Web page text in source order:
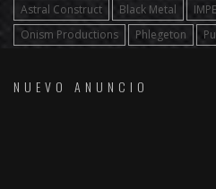
Astral Construct Black Metal
Onism Productions
Phlegeton
NUEVO ANUNCIO